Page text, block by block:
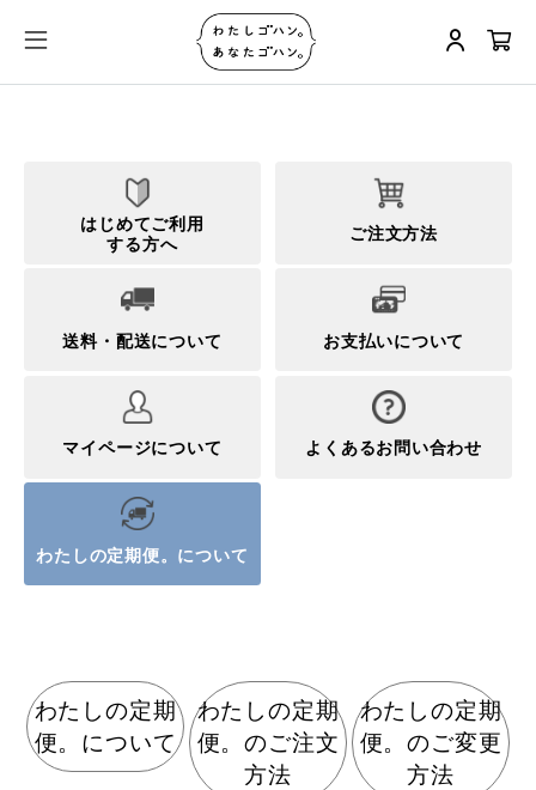
はじめてご利用
する方へ
ご注文方法
送料・配送について お支払いについて
マイページについて よくあるお問い合わせ
わたしの定期便。について
わたしの定期
便。について
わたしの定期
便。のご注文
方法
わたしの定期
便。のご変更
方法